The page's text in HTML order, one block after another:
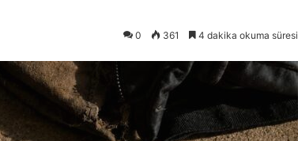
0 361 4 dakika okuma süresi